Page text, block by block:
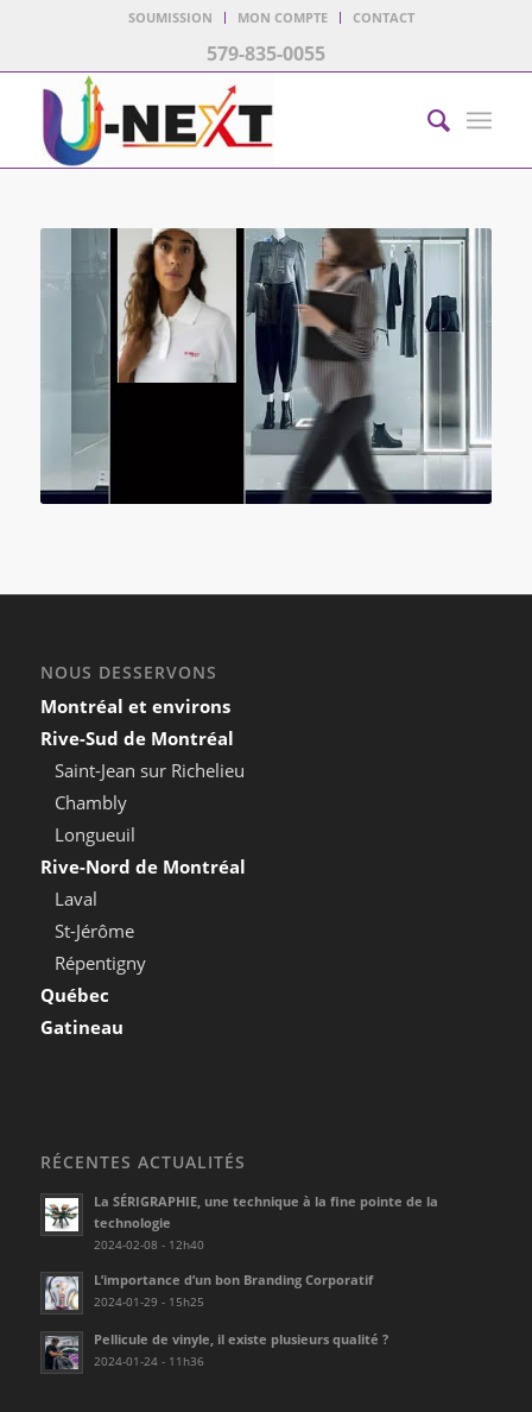
SOUMISSION MON COMPTE CONTACT
579-835-0055
NOUS DESSERVONS
Montréal et environs
Rive-Sud de Montréal
Saint-Jean sur Richelieu
Chambly
Longueuil
Rive-Nord de Montréal
Laval
St-Jérôme
Répentigny
Québec
Gatineau
RÉCENTES ACTUALITÉS
La SÉRIGRAPHIE, une technique à la fine pointe de la
technologie
2024-02-08 - 12h40
L’importance d’un bon Branding Corporatif
2024-01-29 - 15h25
Pellicule de vinyle, il existe plusieurs qualité ?
2024-01-24 - 11h36